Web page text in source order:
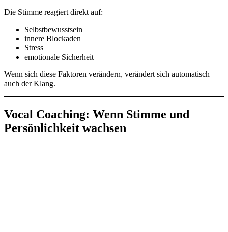
Die Stimme reagiert direkt auf:
Selbstbewusstsein
innere Blockaden
Stress
emotionale Sicherheit
Wenn sich diese Faktoren verändern, verändert sich automatisch
auch der Klang.
Vocal Coaching: Wenn Stimme und
Persönlichkeit wachsen